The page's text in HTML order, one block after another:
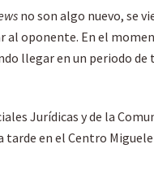
no son algo nuevo, se
oponente. En el
llegar en un periodo
Jurídicas y de la
tarde en el Centro